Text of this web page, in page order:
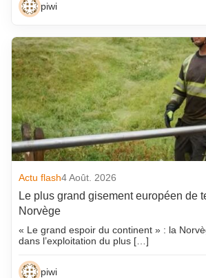
piwi
Actu flash4 Août. 2026
Le plus grand gisement européen de
Norvège
« Le grand espoir du continent » : la
dans l’exploitation du plus […]
piwi